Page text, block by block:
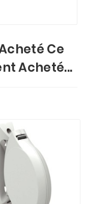
Ce
Acheté...